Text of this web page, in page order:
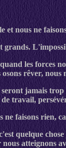
nous ne
les forces
rêver,
jamais
travail,
ne faisons rien,
quelque
atteignons